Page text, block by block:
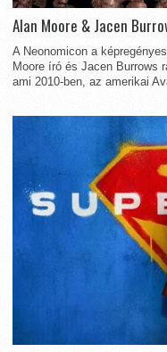
Alan Moore & Jacen
A Neonomicon a
Moore író és Jacen Burrows
ami 2010-ben, az amerikai